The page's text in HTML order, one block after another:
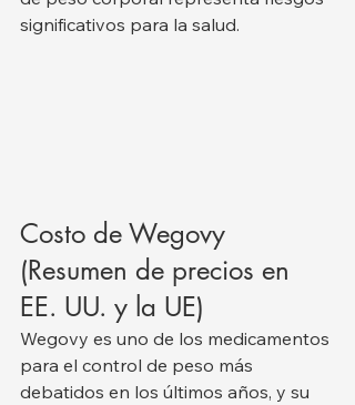
significativos para la salud.
Costo de Wegovy
(Resumen de precios en
EE. UU. y la UE)
Wegovy es uno de los medicamentos
para el control de peso más
debatidos en los últimos años, y su